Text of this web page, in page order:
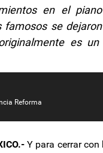
en el
famosos se
es
Reforma
Y para cerrar con